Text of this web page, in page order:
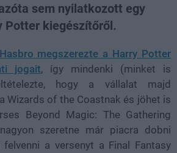
sem nyilatkozott egy
Potter kiegészítőről.
megszerezte a Harry Potter
jogait, így mindenki (minket is
hogy a vállalat majd
Wizards of the Coastnak és jöhet is
Beyond Magic: The Gathering
szeretne már piacra dobni
a versenyt a Final Fantasy